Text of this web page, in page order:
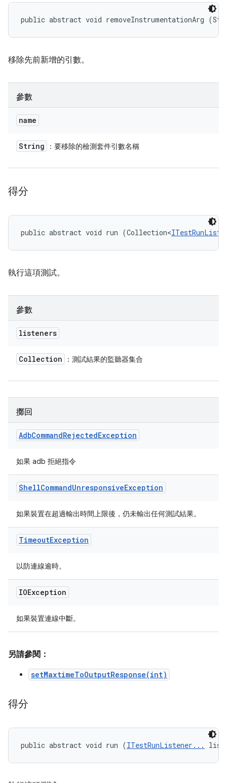
public abstract void removeInstrumentationArg
移除先前新增的引數。
參數
name
String ：要移除的檢測套件引數名稱
得分
public abstract void run (Collection<
執行這項測試。
參數
listeners
Collection ：測試結果的監聽器集合
擲回
AdbCommandRejectedException
如果 adb 拒絕指令
ShellCommandUnresponsiveException
如果裝置在超過輸出時間上限後，仍未輸出任何測試結果。
TimeoutException
以防連線逾時。
IOException
如果裝置連線中斷。
另請參閱：
setMaxtimeToOutputResponse(int)
得分
public abstract void run (ITestRunListener...